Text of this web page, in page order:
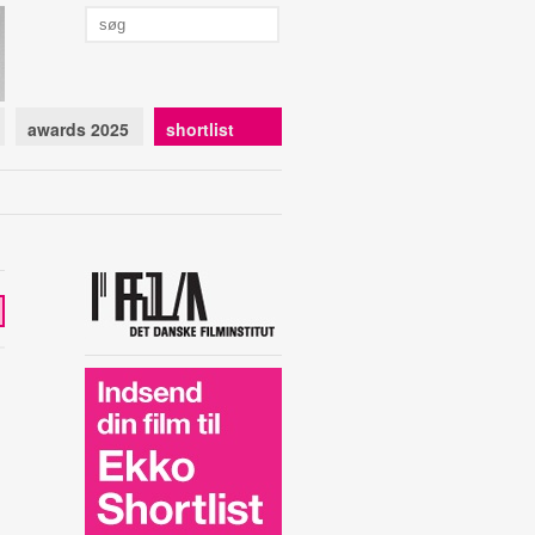
awards 2025 shortlist